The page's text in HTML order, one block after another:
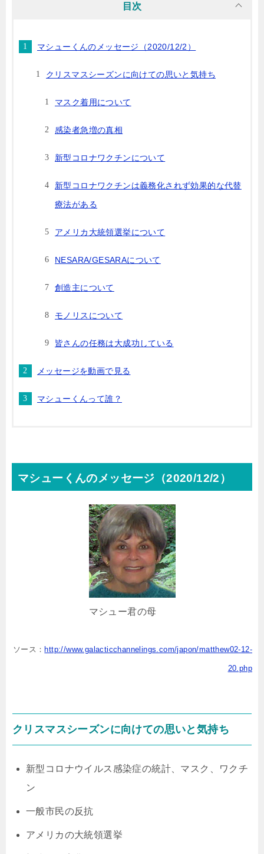
目次
マシューくんのメッセージ（2020/12/2）
クリスマスシーズンに向けての思いと気持ち
マスク着用について
感染者急増の真相
新型コロナワクチンについて
新型コロナワクチンは義務化されず効果的な代替
療法がある
アメリカ大統領選挙について
NESARA/GESARAについて
創造主について
モノリスについて
皆さんの任務は大成功している
メッセージを動画で見る
マシューくんって誰？
マシューくんのメッセージ（2020/12/2）
マシュー君の母
ソース： http://www.galacticchannelings.com/japon/matthew02-12-
20.php
クリスマスシーズンに向けての思いと気持ち
新型コロナウイルス感染症の統計、マスク、ワクチ
ン
一般市民の反抗
アメリカの大統領選挙